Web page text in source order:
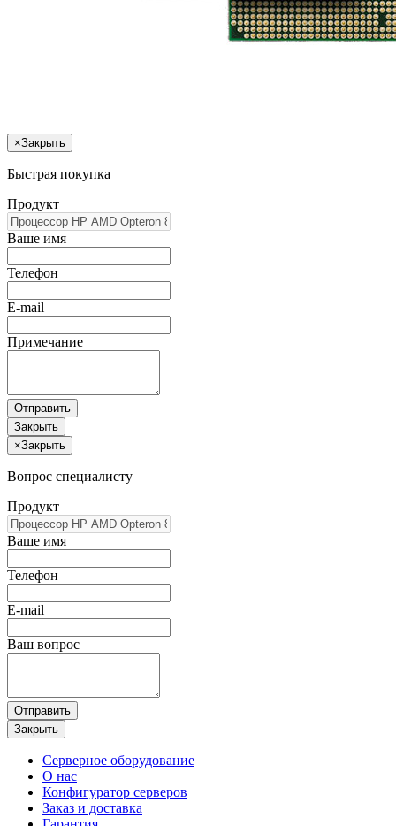
×Закрыть
Быстрая покупка
Продукт
Ваше имя
Телефон
E-mail
Примечание
Отправить
Закрыть
×Закрыть
Вопрос специалисту
Продукт
Ваше имя
Телефон
E-mail
Ваш вопрос
Отправить
Закрыть
Серверное оборудование
О нас
Конфигуратор серверов
Заказ и доставка